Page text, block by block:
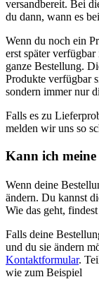
versandbereit. Bei
du dann, wann es
Wenn du noch ein
erst später
ganze Bestellung.
Produkte verfügbar
sondern immer nur
Falls es zu
melden wir uns so
Kann ich
Wenn deine
ändern. Du kannst
Wie das geht,
Falls deine
und du sie ändern
Kontaktformular.
wie zum Beispiel